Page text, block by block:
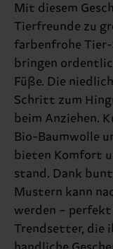
Mit diesem
Tierfreunde zu
farbenfrohe Tier-
bringen
Füße. Die
Schritt zum
beim Anziehen.
Bio-Baumwolle
bieten Komfort
stand. Dank
Mustern kann
werden –
Trendsetter, die